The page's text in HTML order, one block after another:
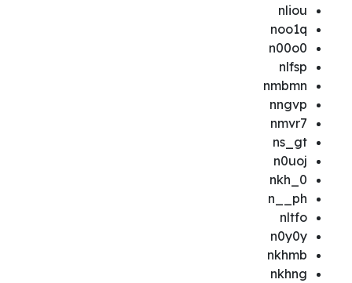
nliou
noo1q
n00o0
nlfsp
nmbmn
nngvp
nmvr7
ns_gt
n0uoj
nkh_0
n__ph
nltfo
n0y0y
nkhmb
nkhng